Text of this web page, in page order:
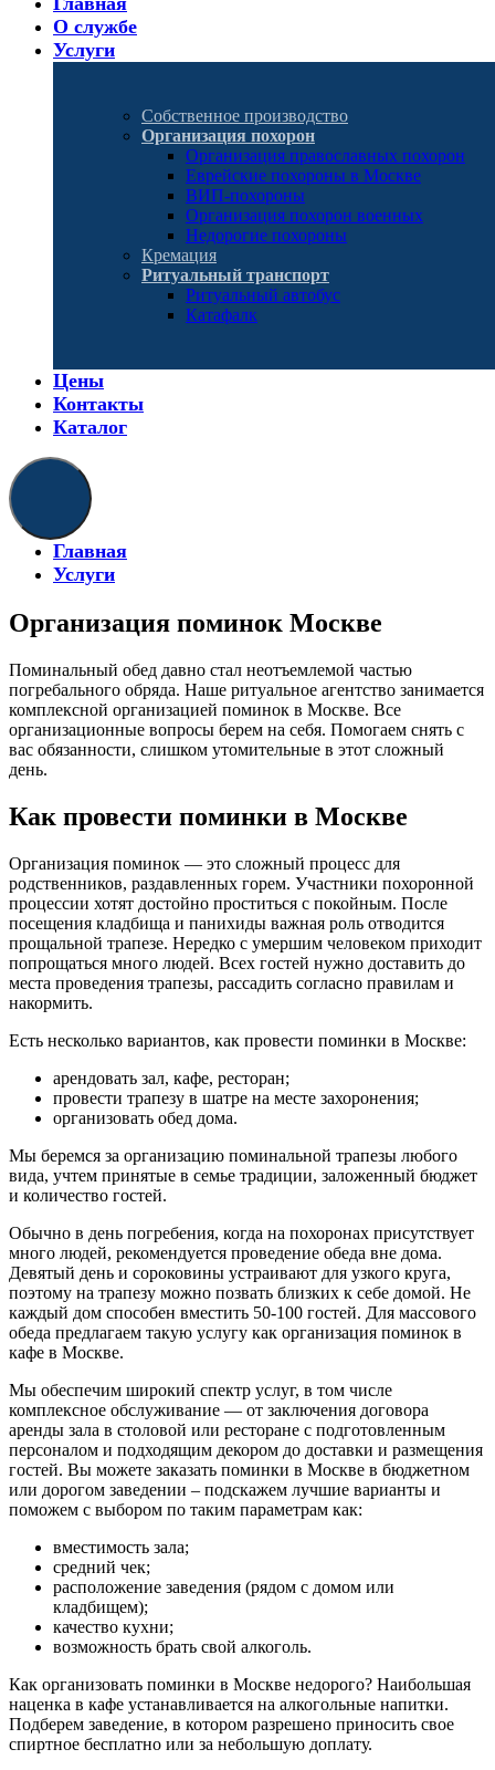
О службе
Услуги
Собственное производство
Организация похорон
Организация православных похорон
Еврейские похороны в Москве
ВИП-похороны
Организация похорон военных
Недорогие похороны
Кремация
Ритуальный транспорт
Ритуальный автобус
Катафалк
Цены
Контакты
Каталог
Главная
Услуги
Организация поминок Москве
Поминальный обед давно стал неотъемлемой частью
погребального обряда. Наше ритуальное агентство занимается
комплексной организацией поминок в Москве. Все
организационные вопросы берем на себя. Помогаем снять с
вас обязанности, слишком утомительные в этот сложный
день.
Как провести поминки в Москве
Организация поминок — это сложный процесс для
родственников, раздавленных горем. Участники похоронной
процессии хотят достойно проститься с покойным. После
посещения кладбища и панихиды важная роль отводится
прощальной трапезе. Нередко с умершим человеком приходит
попрощаться много людей. Всех гостей нужно доставить до
места проведения трапезы, рассадить согласно правилам и
накормить.
Есть несколько вариантов, как провести поминки в Москве:
арендовать зал, кафе, ресторан;
провести трапезу в шатре на месте захоронения;
организовать обед дома.
Мы беремся за организацию поминальной трапезы любого
вида, учтем принятые в семье традиции, заложенный бюджет
и количество гостей.
Обычно в день погребения, когда на похоронах присутствует
много людей, рекомендуется проведение обеда вне дома.
Девятый день и сороковины устраивают для узкого круга,
поэтому на трапезу можно позвать близких к себе домой. Не
каждый дом способен вместить 50-100 гостей. Для массового
обеда предлагаем такую услугу как организация поминок в
кафе в Москве.
Мы обеспечим широкий спектр услуг, в том числе
комплексное обслуживание — от заключения договора
аренды зала в столовой или ресторане с подготовленным
персоналом и подходящим декором до доставки и размещения
гостей. Вы можете заказать поминки в Москве в бюджетном
или дорогом заведении – подскажем лучшие варианты и
поможем с выбором по таким параметрам как:
вместимость зала;
средний чек;
расположение заведения (рядом с домом или
кладбищем);
качество кухни;
возможность брать свой алкоголь.
Как организовать поминки в Москве недорого? Наибольшая
наценка в кафе устанавливается на алкогольные напитки.
Подберем заведение, в котором разрешено приносить свое
спиртное бесплатно или за небольшую доплату.